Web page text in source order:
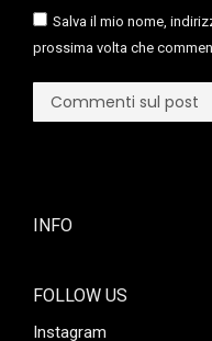
Salva il mio nome,
prossima volta che
Commenti sul post
INFO
FOLLOW US
Instagram